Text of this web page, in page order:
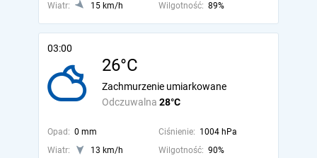
Wiatr:
15 km/h Wilgotność: 89%
03:00
26°C
Odczuwalna 28°C
Zachmurzenie umiarkowane
Opad: 0 mm Ciśnienie: 1004 hPa
Wiatr:
13 km/h Wilgotność: 90%